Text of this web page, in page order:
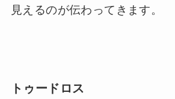
見えるのが伝わってきます。
トゥードロス